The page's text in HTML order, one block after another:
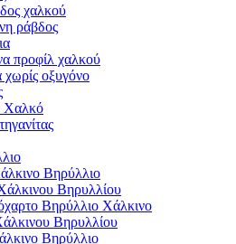
χαλκού
ράβδος
προφίλ χαλκού
οξυγόνο
Χαλκό
Βηρύλλιο
Βηρυλλίου
Βηρύλλιο Χάλκινο
Βηρυλλίου
Βηρύλλιο